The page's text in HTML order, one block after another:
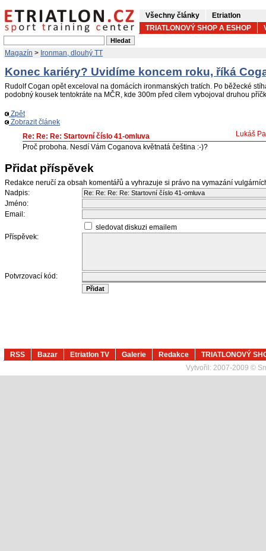
Všechny články
Etriatlon
TRIATLONOVÝ SHOP A ESHOP
Magazín > Ironman, dlouhý TT
Konec kariéry? Uvidíme koncem roku, říká
Rudolf Cogan opět exceloval na domácích ironmanských tratích. Po běžecké
podobný kousek tentokráte na MČR, kde 300m před cílem vybojoval druhou
Zpět
Zobrazit článek
Re: Re: Re: Startovní číslo 41-omluva
Lukáš
Proč proboha. Nesdí Vám Coganova květnatá čeština :-)?
Přidat příspěvek
Redakce neručí za obsah komentářů a vyhrazuje si právo na vymazání
Nadpis:
Jméno:
Email:
sledovat diskuzi emailem
Příspěvek:
Potvrzovací kód:
RSS Bazar Etriatlon TV Galerie Redakce
TRIATLONOVÝ
Vytvořil: 2007-2009 ©